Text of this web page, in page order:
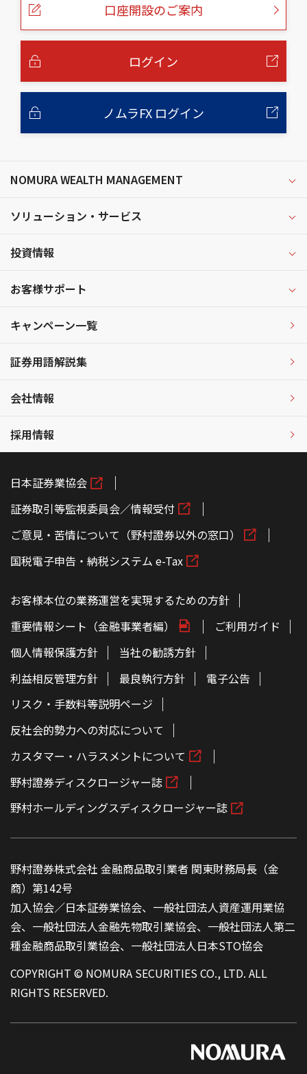
口座開設のご案内
ログイン
ノムラFX ログイン
NOMURA WEALTH MANAGEMENT
ソリューション・サービス
投資情報
お客様サポート
キャンペーン一覧
証券用語解説集
会社情報
採用情報
日本証券業協会
証券取引等監視委員会／情報受付
ご意見・苦情について（野村證券以外の窓口）
国税電子申告・納税システム e-Tax
お客様本位の業務運営を実現するための方針
重要情報シート（金融事業者編）
ご利用ガイド
個人情報保護方針
当社の勧誘方針
利益相反管理方針
最良執行方針
電子公告
リスク・手数料等説明ページ
反社会的勢力への対応について
カスタマー・ハラスメントについて
野村證券ディスクロージャー誌
野村ホールディングスディスクロージャー誌
野村證券株式会社 金融商品取引業者 関東財務局長（金
商）第142号
加入協会／日本証券業協会、一般社団法人資産運用業協
会、一般社団法人金融先物取引業協会、一般社団法人第二
種金融商品取引業協会、一般社団法人日本STO協会
COPYRIGHT © NOMURA SECURITIES CO., LTD. ALL
RIGHTS RESERVED.